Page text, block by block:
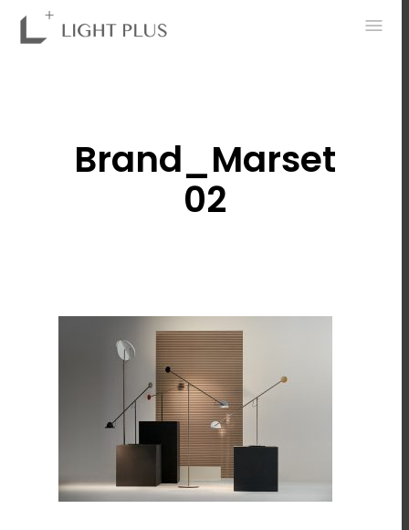
Brand_Marset
02